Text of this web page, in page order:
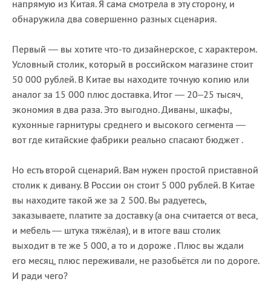
напрямую из Китая. Я сама смотрела в эту сторону, и
обнаружила два совершенно разных сценария.
Первый — вы хотите что-то дизайнерское, с характером.
Условный столик, который в российском магазине стоит
50 000 рублей. В Китае вы находите точную копию или
аналог за 15 000 плюс доставка. Итог — 20–25 тысяч,
экономия в два раза. Это выгодно. Диваны, шкафы,
кухонные гарнитуры среднего и высокого сегмента —
вот где китайские фабрики реально спасают бюджет .
Но есть второй сценарий. Вам нужен простой приставной
столик к дивану. В России он стоит 5 000 рублей. В Китае
вы находите такой же за 2 500. Вы радуетесь,
заказываете, платите за доставку (а она считается от веса,
и мебель — штука тяжёлая), и в итоге ваш столик
выходит в те же 5 000, а то и дороже . Плюс вы ждали
его месяц, плюс переживали, не разобьётся ли по дороге.
И ради чего?